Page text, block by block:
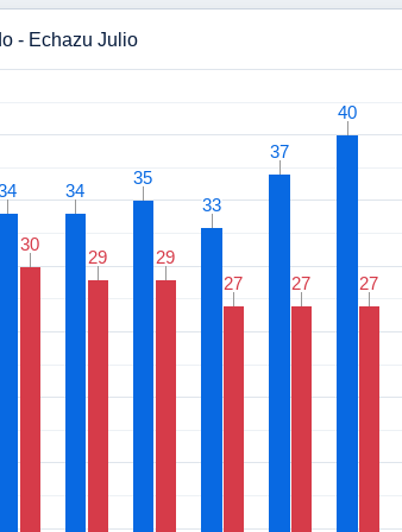
- Echazu Julio
34
34
35
35
33
33
37
37
40
40
30
30
29
29 29
29
27
27 27
27 27
27